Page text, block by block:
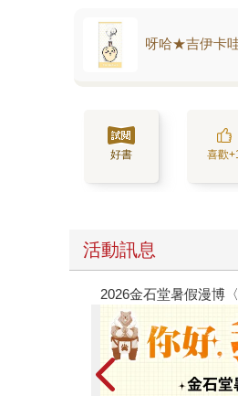
呀哈★吉伊卡
好書 喜歡
活動訊息